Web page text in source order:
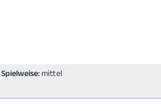
Spielweise: mittel